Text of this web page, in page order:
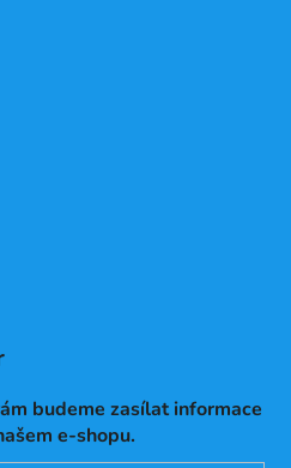
budeme zasílat informace
e-shopu.